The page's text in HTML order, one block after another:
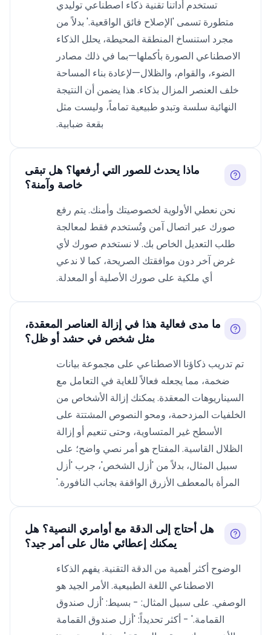
تستخدم أداتنا تقنية ذكاء اصطناعي توليدي
متطورة تسمى 'الإصلاح فائق الواقعية.' بدلاً من
مجرد استنساخ المنطقة المحيطة، يحلل الذكاء
الاصطناعي الصورة بأكملها—بما في ذلك مصادر
الضوء، والقوام، والظلال—لإعادة بناء المساحة
خلف العنصر المزال بذكاء. هذا يضمن أن النتيجة
النهائية سلسة وتبدو طبيعية تماماً، وليست مثل
بقعة ضبابية.
ماذا يحدث للصور التي أرفعها؟ هل تبقى
خاصة وآمنة؟
نحن نعطي الأولوية لخصوصيتك وأمنك. يتم رفع
صورك عبر اتصال آمن وتُستخدم فقط لمعالجة
طلب التعديل الخاص بك. لا نستخدم صورك لأي
غرض آخر دون موافقتك الصريحة، كما لا ندعي
أي ملكية على صورك الأصلية أو المعدلة.
ما مدى فعالية هذا في إزالة العناصر المعقدة،
مثل شخص في حشد أو ظل؟
تم تدريب ذكاؤنا الاصطناعي على مجموعة بيانات
ضخمة، مما يجعله فعالاً للغاية في التعامل مع
السيناريوهات المعقدة. يمكنك إزالة الأشخاص من
الخلفيات المزدحمة، ومحو النصوص المشتتة على
الأسطح غير المتساوية، وحتى تنعيم أو إزالة
الظلال القاسية. المفتاح هو أمر نصي واضح؛ على
سبيل المثال، بدلاً من 'أزل الشخص'، جرب 'أزل
المرأة بالمعطف الأزرق الواقفة بجانب النافورة.'
هل أحتاج إلى الدقة مع أوامري النصية؟ هل
يمكنك إعطائي مثال على أمر جيد؟
الوضوح أكثر أهمية من الدقة التقنية. يفهم الذكاء
الاصطناعي اللغة الطبيعية. الأمر الجيد هو
الوصفي. على سبيل المثال: - بسيط: 'أزل صندوق
القمامة.' - أكثر تحديداً: 'أزل صندوق القمامة